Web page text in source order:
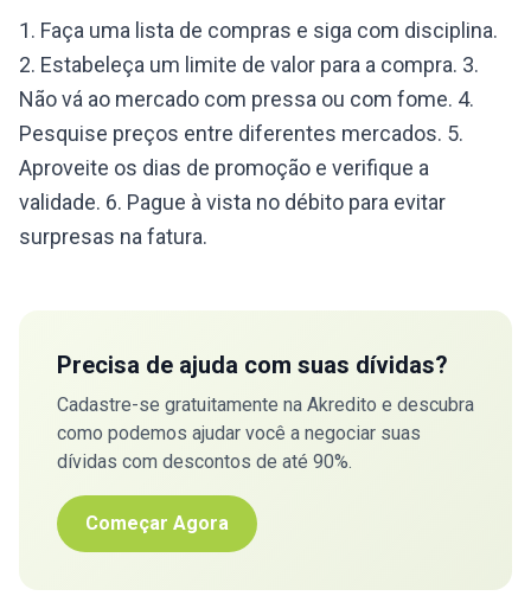
1. Faça uma lista de compras e siga com disciplina.
2. Estabeleça um limite de valor para a compra. 3.
Não vá ao mercado com pressa ou com fome. 4.
Pesquise preços entre diferentes mercados. 5.
Aproveite os dias de promoção e verifique a
validade. 6. Pague à vista no débito para evitar
surpresas na fatura.
Precisa de ajuda com suas dívidas?
Cadastre-se gratuitamente na Akredito e descubra
como podemos ajudar você a negociar suas
dívidas com descontos de até 90%.
Começar Agora